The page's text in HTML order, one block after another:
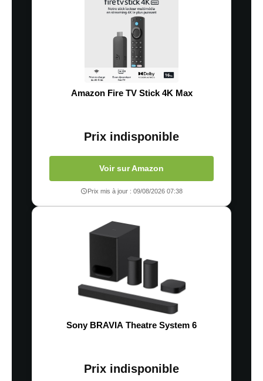
Amazon Fire TV Stick 4K Max
Prix indisponible
Voir sur Amazon
Prix mis à jour : 09/08/2026 07:38
Sony BRAVIA Theatre System 6
Prix indisponible